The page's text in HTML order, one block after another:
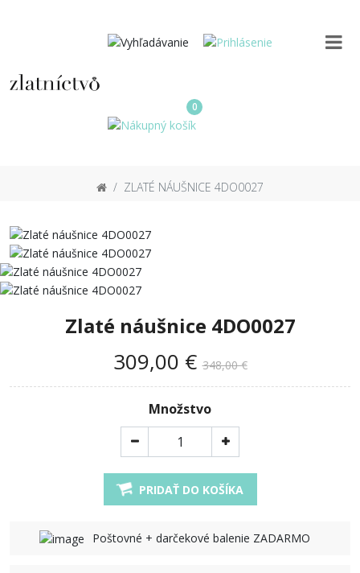
0
ZLATÉ NÁUŠNICE 4DO0027
Zlaté náušnice 4DO0027
309,00 €348,00 €
Množstvo
PRIDAŤ DO KOŠÍKA
Poštovné + darčekové balenie ZADARMO